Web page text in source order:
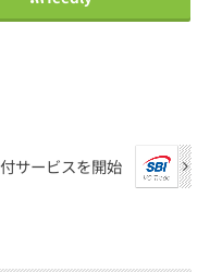
サービスを開始